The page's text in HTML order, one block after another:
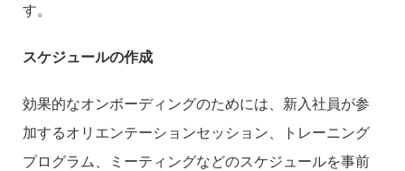
す。
スケジュールの作成
効果的なオンボーディングのためには、新入社員が参
加するオリエンテーションセッション、トレーニング
プログラム、ミーティングなどのスケジュールを事前